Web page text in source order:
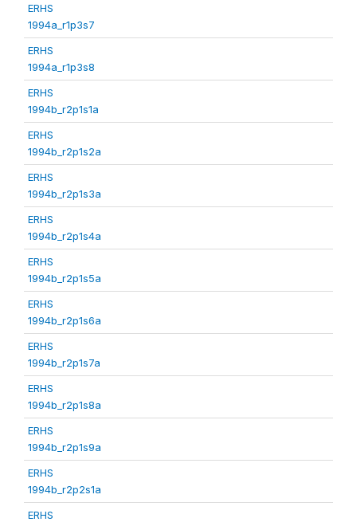
ERHS
1994a_r1p3s7
ERHS
1994a_r1p3s8
ERHS
1994b_r2p1s1a
ERHS
1994b_r2p1s2a
ERHS
1994b_r2p1s3a
ERHS
1994b_r2p1s4a
ERHS
1994b_r2p1s5a
ERHS
1994b_r2p1s6a
ERHS
1994b_r2p1s7a
ERHS
1994b_r2p1s8a
ERHS
1994b_r2p1s9a
ERHS
1994b_r2p2s1a
ERHS